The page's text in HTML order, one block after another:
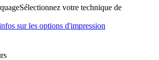
Sélectionnez votre technique de
sur les options d'impression